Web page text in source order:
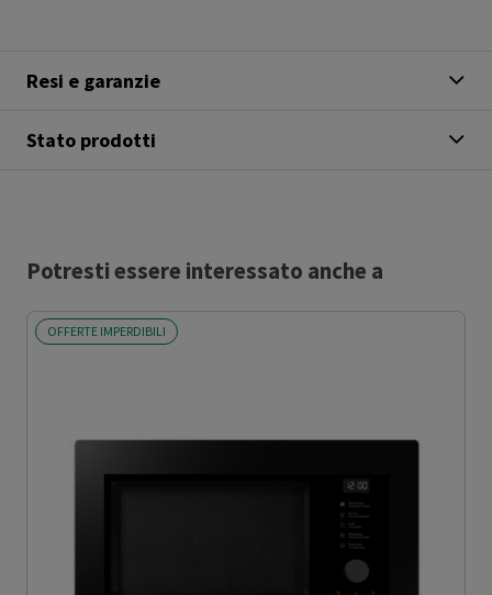
Resi e garanzie
Stato prodotti
Potresti essere interessato anche a
OFFERTE IMPERDIBILI